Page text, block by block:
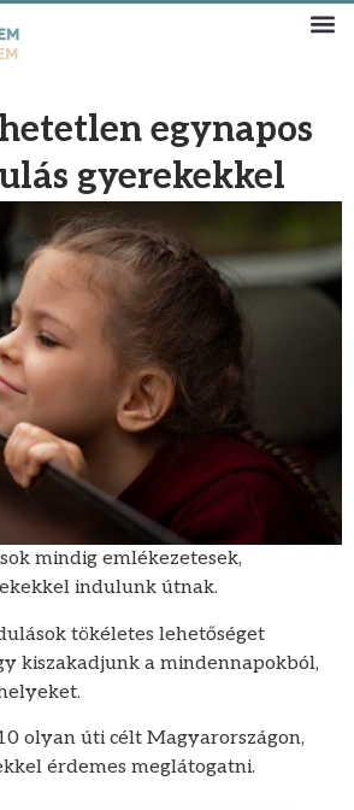
egynapos
gyerekekkel
mindig emlékezetesek,
indulunk útnak.
tökéletes lehetőséget
kiszakadjunk a mindennapokból,
olyan úti célt Magyarországon,
érdemes meglátogatni.